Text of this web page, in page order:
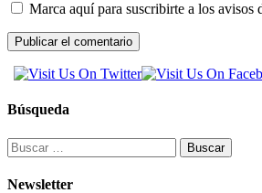
Marca aquí para suscribirte a los avisos
Búsqueda
Buscar:
Newsletter